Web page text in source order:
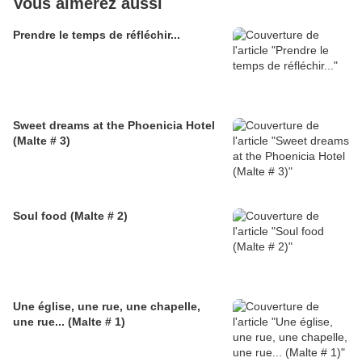
Prendre le temps de réfléchir...
Sweet dreams at the Phoenicia Hotel
(Malte # 3)
Soul food (Malte # 2)
Une église, une rue, une chapelle,
une rue... (Malte # 1)